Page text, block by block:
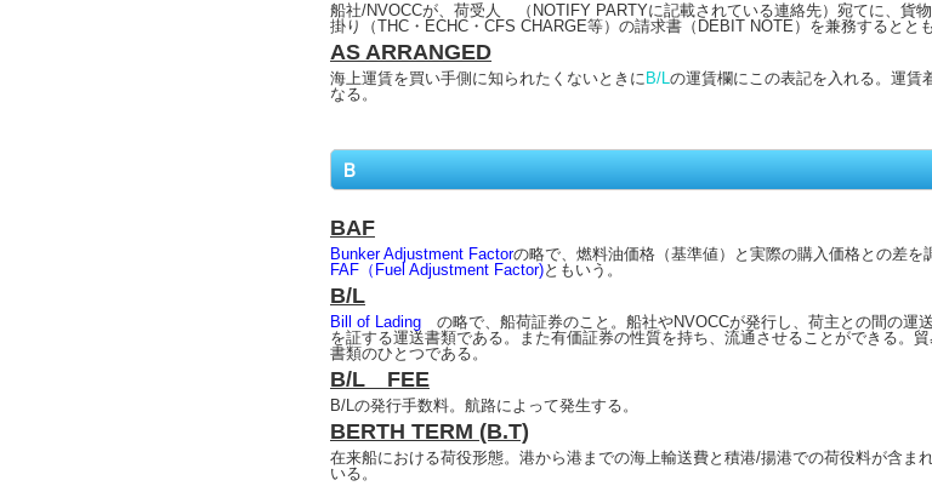
船社/NVOCCが、荷受人 （NOTIFY PARTYに記載されている連絡先）宛てに、貨
掛り（THC・ECHC・CFS CHARGE等）の請求書（DEBIT NOTE）を兼務するとと
AS ARRANGED
海上運賃を買い手側に知られたくないときに B/Lの運賃欄にこの表記を入れる。運賃
なる。
Ｂ
BAF
Bunker Adjustment Factorの略で、燃料油価格（基準値）と実際の購入価格との差を
FAF（Fuel Adjustment Factor)ともいう。
B/L
Bill of Lading の略で、船荷証券のこと。船社やNVOCCが発行し、荷主との間の運
を証する運送書類である。また有価証券の性質を持ち、流通させることができる。
書類のひとつである。
B/L FEE
B/Lの発行手数料。航路によって発生する。
BERTH TERM (B.T)
在来船における荷役形態。港から港までの海上輸送費と積港/揚港での荷役料が含ま
いる。